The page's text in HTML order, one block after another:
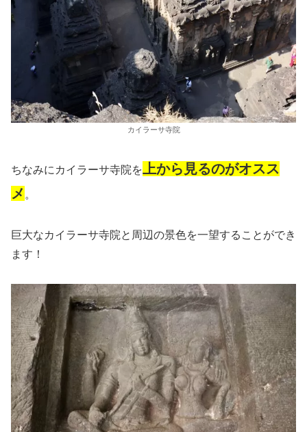
カイラーサ寺院
ちなみにカイラーサ寺院を上から見るのがオスス
メ 。
巨大なカイラーサ寺院と周辺の景色を一望することができ
ます！